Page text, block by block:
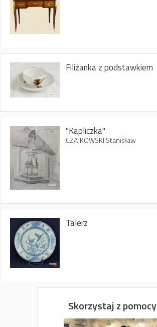
Filiżanka z podstawkiem
"Kapliczka"
CZAJKOWSKI Stanisław
Talerz
Skorzystaj z pomocy